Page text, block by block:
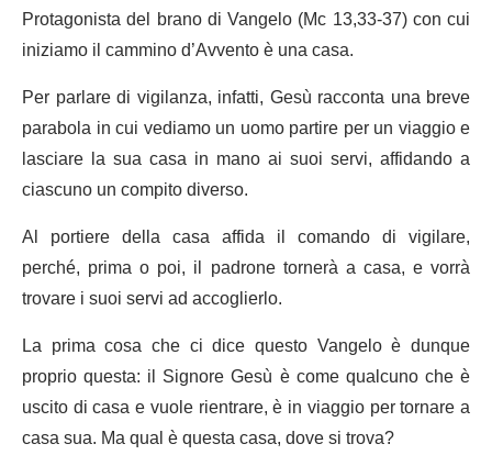
Protagonista del brano di Vangelo (Mc 13,33-37) con cui
iniziamo il cammino d’Avvento è una casa.
Per parlare di vigilanza, infatti, Gesù racconta una breve
parabola in cui vediamo un uomo partire per un viaggio e
lasciare la sua casa in mano ai suoi servi, affidando a
ciascuno un compito diverso.
Al portiere della casa affida il comando di vigilare,
perché, prima o poi, il padrone tornerà a casa, e vorrà
trovare i suoi servi ad accoglierlo.
La prima cosa che ci dice questo Vangelo è dunque
proprio questa: il Signore Gesù è come qualcuno che è
uscito di casa e vuole rientrare, è in viaggio per tornare a
casa sua. Ma qual è questa casa, dove si trova?